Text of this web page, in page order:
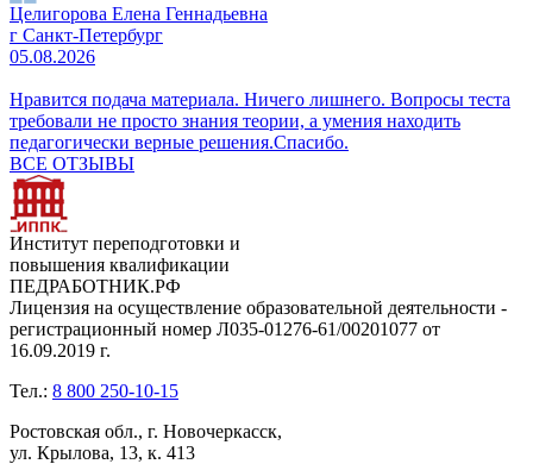
Целигорова Елена Геннадьевна
г Санкт-Петербург
05.08.2026
Нравится подача материала. Ничего лишнего. Вопросы теста
требовали не просто знания теории, а умения находить
педагогически верные решения.Спасибо.
ВСЕ ОТЗЫВЫ
Институт переподготовки и
повышения квалификации
ПЕДРАБОТНИК.РФ
Лицензия на осуществление образовательной деятельности -
регистрационный номер Л035-01276-61/00201077 от
16.09.2019 г.
Тел.: 8 800 250-10-15
Ростовская обл., г. Новочеркасск,
ул. Крылова, 13, к. 413